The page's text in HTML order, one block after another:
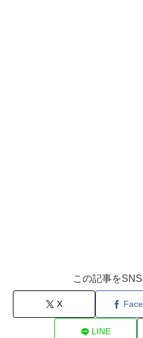
この記事を
X
LINE